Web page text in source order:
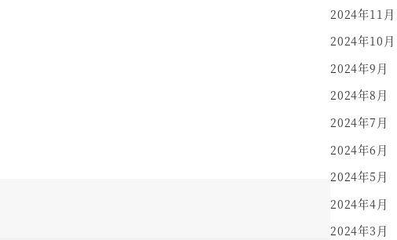
2024年11月
2024年10月
2024年9月
2024年8月
2024年7月
2024年6月
2024年5月
2024年4月
2024年3月